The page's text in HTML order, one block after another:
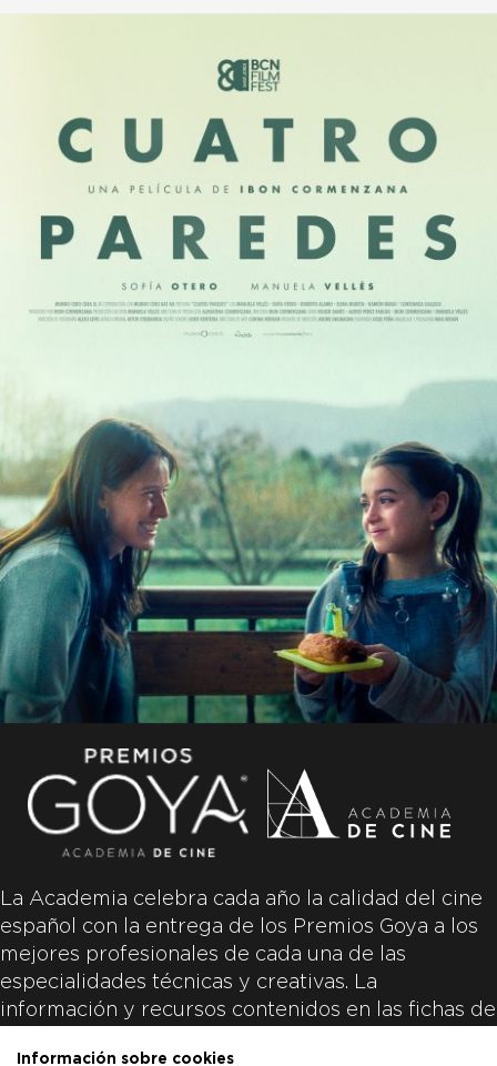
La Academia celebra cada año la calidad del cine
español con la entrega de los Premios Goya a los
mejores profesionales de cada una de las
especialidades técnicas y creativas. La
información y recursos contenidos en las fichas de
Información sobre cookies